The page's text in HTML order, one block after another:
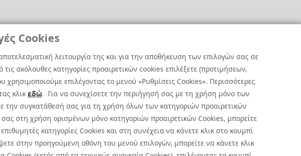
Cookies
λειτουργία της και για την αποθήκευση των επιλογών σας σε
ακόλουθες κατηγορίες προαιρετικών cookies επιλέξετε (προτιμήσεων,
επιλέγοντας το μενού «Ρυθμίσεις Cookies». Περισσότερες
κλικ εδώ. Για να συνεχίσετε την περιήγησή σας με τη χρήση μόνο των
συγκατάθεσή σας για τη χρήση όλων των κατηγοριών προαιρετικών
στη χρήση ορισμένων μόνο κατηγοριών προαιρετικών Cookies, μπορείτε
κατηγορίες Cookies και στη συνέχεια να κάνετε κλικ στο κουμπί
στην προηγούμενη οθόνη του μενού επιλογών, μπορείτε να κάνετε κλικ
Cookies Policy Cookies Preferences Terms of Use